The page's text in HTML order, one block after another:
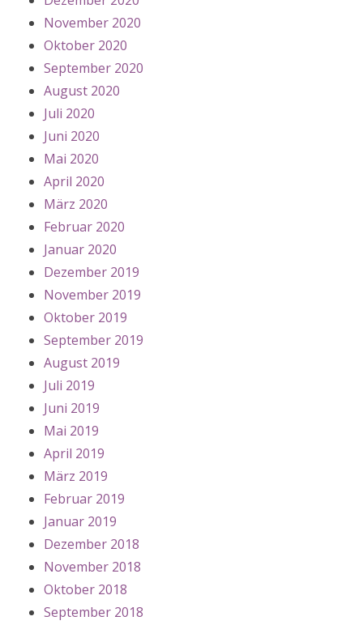
November 2020
Oktober 2020
September 2020
August 2020
Juli 2020
Juni 2020
Mai 2020
April 2020
März 2020
Februar 2020
Januar 2020
Dezember 2019
November 2019
Oktober 2019
September 2019
August 2019
Juli 2019
Juni 2019
Mai 2019
April 2019
März 2019
Februar 2019
Januar 2019
Dezember 2018
November 2018
Oktober 2018
September 2018